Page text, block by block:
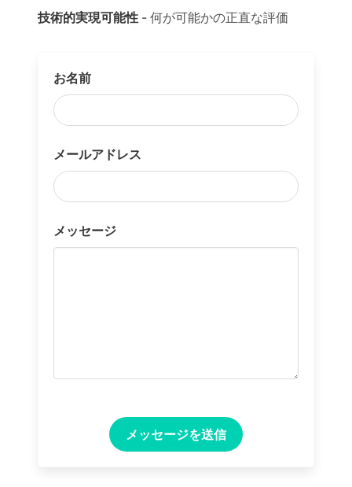
技術的実現可能性 - 何が可能かの正直な評価
お名前
メールアドレス
メッセージ
メッセージを送信